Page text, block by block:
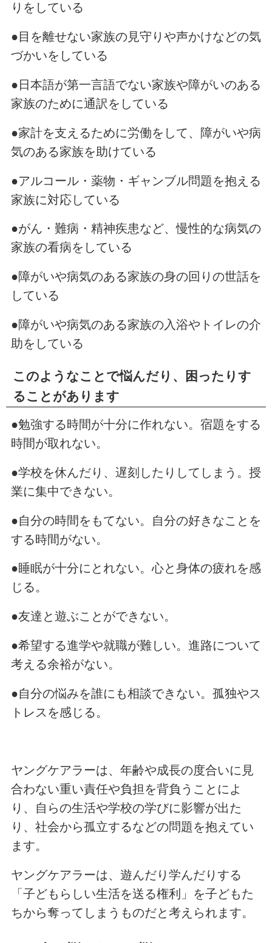
りをしている
●目を離せない家族の見守りや声かけなどの気
づかいをしている
●日本語が第一言語でない家族や障がいのある
家族のために通訳をしている
●家計を支えるために労働をして、障がいや病
気のある家族を助けている
●アルコール・薬物・ギャンブル問題を抱える
家族に対応している
●がん・難病・精神疾患など、慢性的な病気の
家族の看病をしている
●障がいや病気のある家族の身の回りの世話を
している
●障がいや病気のある家族の入浴やトイレの介
助をしている
このようなことで悩んだり、困ったりす
ることがあります
●勉強する時間が十分に作れない。宿題をする
時間が取れない。
●学校を休んだり、遅刻したりしてしまう。授
業に集中できない。
●自分の時間をもてない。自分の好きなことを
する時間がない。
●睡眠が十分にとれない。心と身体の疲れを感
じる。
●友達と遊ぶことができない。
●希望する進学や就職が難しい。進路について
考える余裕がない。
●自分の悩みを誰にも相談できない。孤独やス
トレスを感じる。
ヤングケアラーは、年齢や成長の度合いに見
合わない重い責任や負担を背負うことによ
り、自らの生活や学校の学びに影響が出た
り、社会から孤立するなどの問題を抱えてい
ます。
ヤングケアラーは、遊んだり学んだりする
「子どもらしい生活を送る権利」を子どもた
ちから奪ってしまうものだと考えられます。